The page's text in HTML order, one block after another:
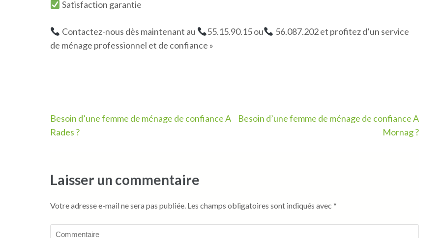
Satisfaction garantie
Contactez-nous dès maintenant au 55.15.90.15 ou
56.087.202 et profitez d’un service
de ménage professionnel et de confiance »
Navigation
de
Besoin d’une femme de ménage de confiance A
Rades ?
Besoin d’une femme de ménage de confiance A
Mornag ?
Laisser un commentaire
Votre adresse e-mail ne sera pas publiée. Les champs obligatoires sont indiqués avec *
Commentaire